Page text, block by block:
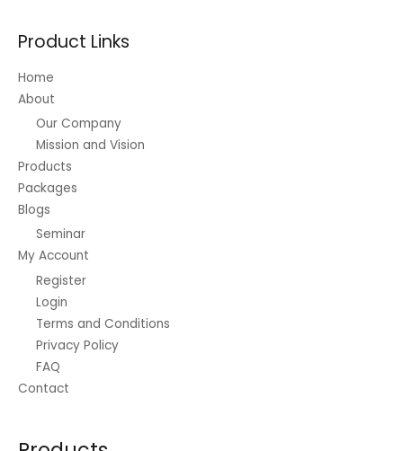
Product Links
Home
About
Our Company
Mission and Vision
Products
Packages
Blogs
Seminar
My Account
Register
Login
Terms and Conditions
Privacy Policy
FAQ
Contact